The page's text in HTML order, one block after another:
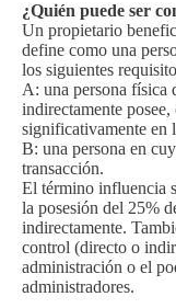
¿Quién puede ser
Un propietario
define como una
los siguientes
A: una persona física
indirectamente
significativamente en
B: una persona en
transacción.
El término influencia
la posesión del 25%
indirectamente.
control (directo o
administración o el
administradores.